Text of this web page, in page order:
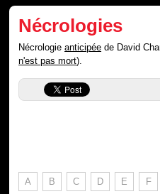
Nécrologies
Nécrologieanticipée de David
n'est pas mort).
A B C D E F